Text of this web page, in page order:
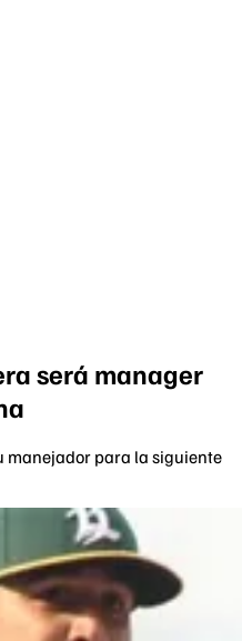
será manager
manejador para la siguiente